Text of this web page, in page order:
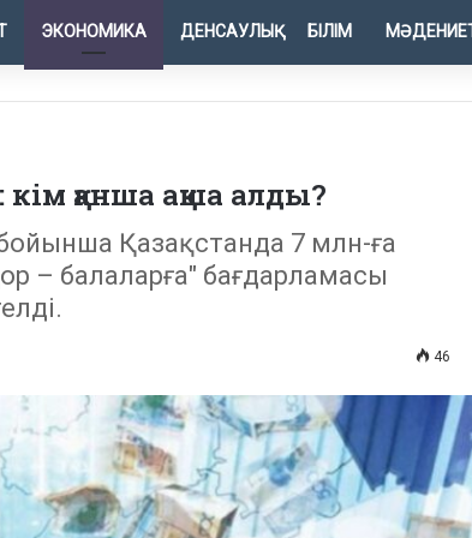
ЭКОНОМИКА ДЕНСАУЛЫҚ БІЛІМ
кім қанша ақша алды?
Қазақстанда 7 млн-ға
– балаларға" бағдарламасы
46